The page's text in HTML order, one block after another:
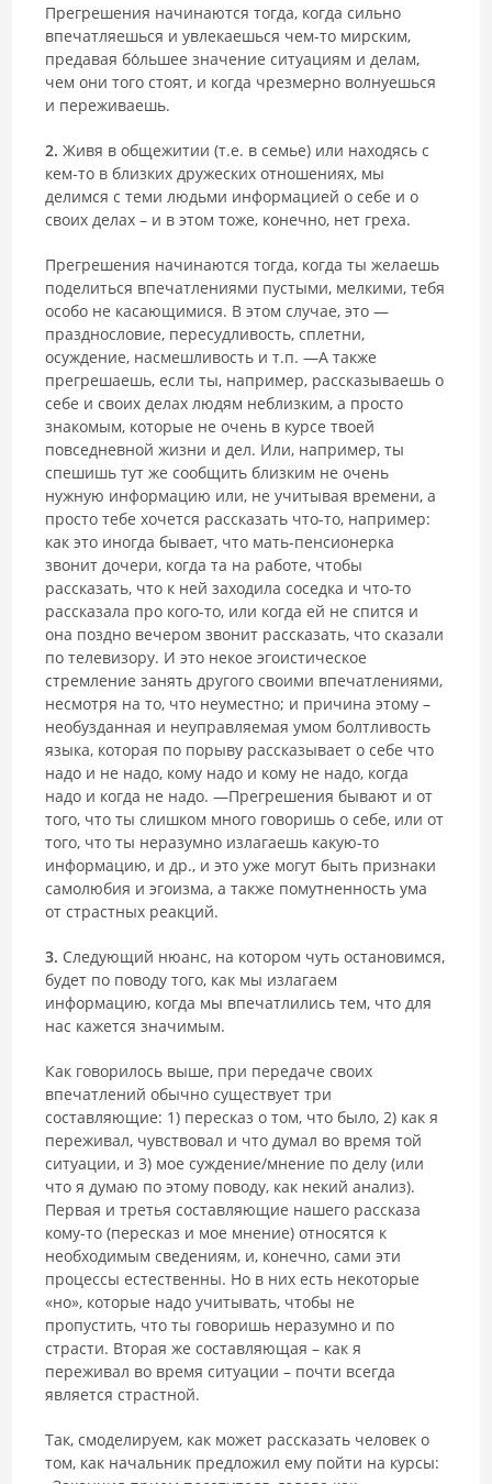
Прегрешения начинаются тогда, когда сильно
впечатляешься и увлекаешься чем-то мирским,
предавая бо́льшее значение ситуациям и делам,
чем они того стоят, и когда чрезмерно волнуешься
и переживаешь.
2. Живя в общежитии (т.е. в семье) или находясь с
кем-то в близких дружеских отношениях, мы
делимся с теми людьми информацией о себе и о
своих делах – и в этом тоже, конечно, нет греха.
Прегрешения начинаются тогда, когда ты желаешь
поделиться впечатлениями пустыми, мелкими, тебя
особо не касающимися. В этом случае, это —
празднословие, пересудливость, сплетни,
осуждение, насмешливость и т.п. ―А также
прегрешаешь, если ты, например, рассказываешь о
себе и своих делах людям неблизким, а просто
знакомым, которые не очень в курсе твоей
повседневной жизни и дел. Или, например, ты
спешишь тут же сообщить близким не очень
нужную информацию или, не учитывая времени, а
просто тебе хочется рассказать что-то, например:
как это иногда бывает, что мать-пенсионерка
звонит дочери, когда та на работе, чтобы
рассказать, что к ней заходила соседка и что-то
рассказала про кого-то, или когда ей не спится и
она поздно вечером звонит рассказать, что сказали
по телевизору. И это некое эгоистическое
стремление занять другого своими впечатлениями,
несмотря на то, что неуместно; и причина этому –
необузданная и неуправляемая умом болтливость
языка, которая по порыву рассказывает о себе что
надо и не надо, кому надо и кому не надо, когда
надо и когда не надо. ―Прегрешения бывают и от
того, что ты слишком много говоришь о себе, или от
того, что ты неразумно излагаешь какую-то
информацию, и др., и это уже могут быть признаки
самолюбия и эгоизма, а также помутненность ума
от страстных реакций.
3. Следующий нюанс, на котором чуть остановимся,
будет по поводу того, как мы излагаем
информацию, когда мы впечатлились тем, что для
нас кажется значимым.
Как говорилось выше, при передаче своих
впечатлений обычно существует три
составляющие: 1) пересказ о том, что было, 2) как я
переживал, чувствовал и что думал во время той
ситуации, и 3) мое суждение/мнение по делу (или
что я думаю по этому поводу, как некий анализ).
Первая и третья составляющие нашего рассказа
кому-то (пересказ и мое мнение) относятся к
необходимым сведениям, и, конечно, сами эти
процессы естественны. Но в них есть некоторые
«но», которые надо учитывать, чтобы не
пропустить, что ты говоришь неразумно и по
страсти. Вторая же составляющая – как я
переживал во время ситуации – почти всегда
является страстной.
Так, смоделируем, как может рассказать человек о
том, как начальник предложил ему пойти на курсы: